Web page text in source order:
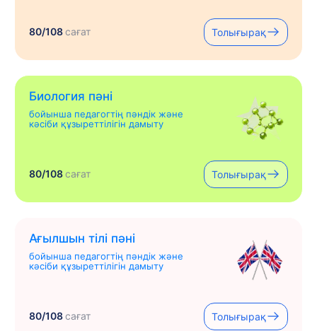
80/108сағат Толығырақ
Биология пәні
бойынша педагогтің пәндік және
кәсіби құзыреттілігін дамыту
80/108сағат Толығырақ
Ағылшын тілі пәні
бойынша педагогтің пәндік және
кәсіби құзыреттілігін дамыту
80/108сағат Толығырақ